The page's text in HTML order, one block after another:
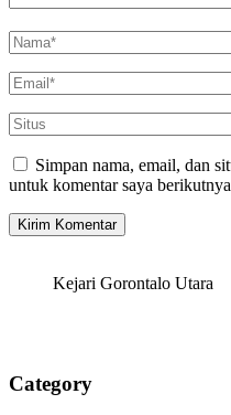
Simpan nama, email, dan
untuk komentar saya
Kejari Gorontalo Utara
Category